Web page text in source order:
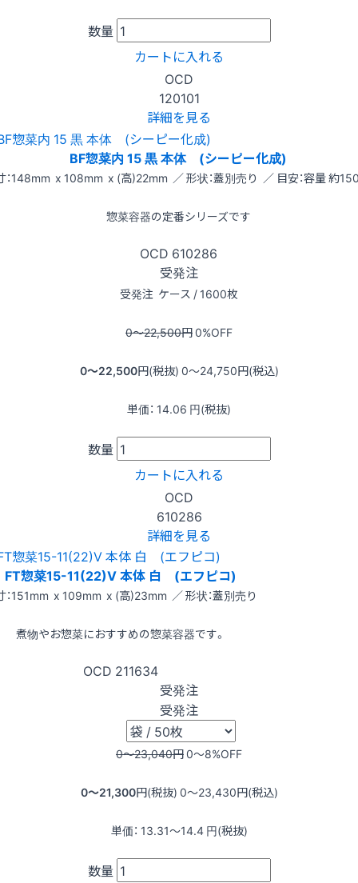
数量
カートに入れる
OCD
120101
詳細を見る
BF惣菜内 15 黒 本体 (シーピー化成)
：148mm x 108mm x (高)22mm ／ 形状：蓋別売り ／ 目安：容量 約
惣菜容器の定番シリーズです
OCD 610286
受発注
受発注 ケース / 1600枚
0〜22,500円0%OFF
0〜22,500円(税抜) 0〜24,750円(税込)
単価： 14.06 円(税抜)
数量
カートに入れる
OCD
610286
詳細を見る
FT惣菜15-11(22)V 本体 白 (エフピコ)
：151mm x 109mm x (高)23mm ／ 形状：蓋別売り
煮物やお惣菜におすすめの惣菜容器です。
OCD 211634
受発注
受発注
0〜23,040円0〜8%OFF
0〜21,300円(税抜) 0〜23,430円(税込)
単価： 13.31〜14.4 円(税抜)
数量